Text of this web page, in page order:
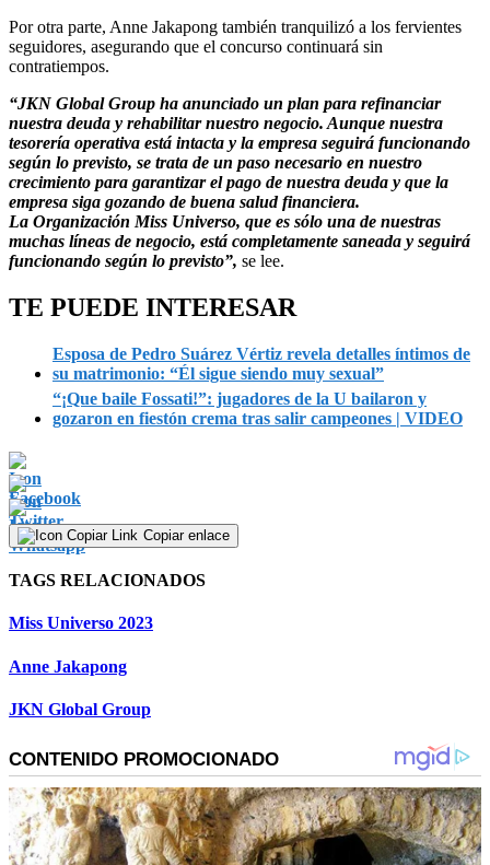
Por otra parte, Anne Jakapong también tranquilizó a los fervientes
seguidores, asegurando que el concurso continuará sin
contratiempos.
“JKN Global Group ha anunciado un plan para refinanciar
nuestra deuda y rehabilitar nuestro negocio. Aunque nuestra
tesorería operativa está intacta y la empresa seguirá funcionando
según lo previsto, se trata de un paso necesario en nuestro
crecimiento para garantizar el pago de nuestra deuda y que la
empresa siga gozando de buena salud financiera.
La Organización Miss Universo, que es sólo una de nuestras
muchas líneas de negocio, está completamente saneada y seguirá
funcionando según lo previsto”, se lee.
TE PUEDE INTERESAR
Esposa de Pedro Suárez Vértiz revela detalles íntimos de
su matrimonio: “Él sigue siendo muy sexual”
“¡Que baile Fossati!”: jugadores de la U bailaron y
gozaron en fiestón crema tras salir campeones | VIDEO
Copiar enlace
TAGS RELACIONADOS
Miss Universo 2023
Anne Jakapong
JKN Global Group